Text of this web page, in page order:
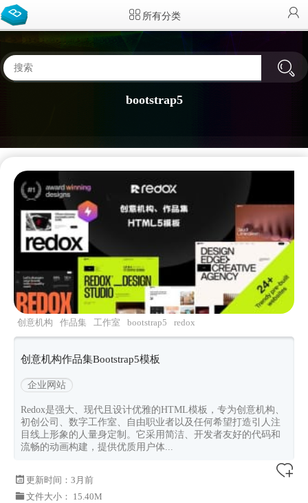
所有分类
bootstrap5
创意机构 作品集 工作室 bootstrap5 redox
创意机构作品集Bootstrap5模板
企业网站
Redox是强大、现代且设计优雅的HTML模板，专为创意机构、
初创公司、数字工作室、自由职业者以及任何希望打造引人注
目线上形象的人量身定制。它采用简洁、开发者友好的代码和
流畅的动画构建，提供优质用户体...
更新时间： 3月前
文件大小： 15.40M